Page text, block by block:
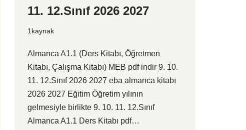
11. 12.Sınıf 2026 2027
1kaynak
Almanca A1.1 (Ders Kitabı, Öğretmen
Kitabı, Çalışma Kitabı) MEB pdf indir 9. 10.
11. 12.Sınıf 2026 2027 eba almanca kitabı
2026 2027 Eğitim Öğretim yılının
gelmesiyle birlikte 9. 10. 11. 12.Sınıf
Almanca A1.1 Ders Kitabı pdf…